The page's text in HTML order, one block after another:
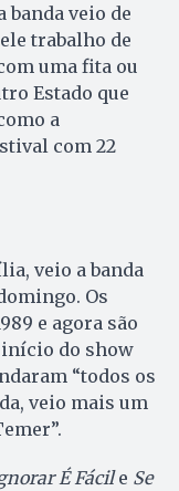
banda veio de
trabalho de
uma fita ou
Estado que
a
com 22
veio a banda
Os
e agora são
do show
“todos os
veio mais um
É Fácile Se